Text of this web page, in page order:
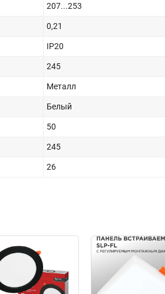
207...253
0,21
IP20
245
Металл
Белый
50
245
26